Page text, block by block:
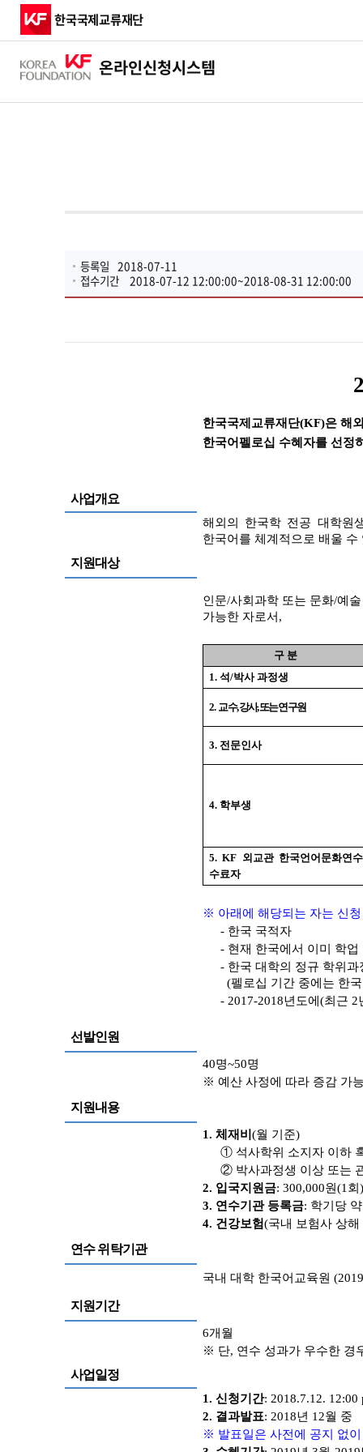
한국국제교류재단
온라인신청시스템
등록일 2018-07-11
접수기간
2018-07-12 12:00:00~2018-08-31 12:00:00
한국국제교류재단(KF)은 해
한국어펠로십 수혜자를 선정
사업개요
해외의 한국학 전공 대학원
한국어를 체계적으로 배울
지원대상
인문/사회과학 또는 문화/예
가능한 자로서,
구 분
1. 석 /박사 과정생
2. 교수,강사,또는 연구원
3. 전문인사
4. 학부생
5. KF 외교관 한국언어문화연수
수료자
※ 아래에 해당되는 자는 신
- 한국 국적자
- 현재 한국에서 이미 학
- 한국 대학의 정규 학위
(펠로십 기간 중에는 한
- 2017-2018년도에(최근 2
선발인원
40명~50명
※ 예산 사정에 따라 증감 가
지원내용
1. 체재비 (월 기준)
① 석사학위 소지자 이하
② 박사과정생 이상 또는
2. 입국지원금: 300,000원(1 회 )
3. 연수기관 등록금: 학기 당
4. 건강보험(국내 보험사 상
연수위탁기관
국내 대학 한국어교육원 (2019
지원기간
6개월
※ 단, 연수 성과가 우수한 경
사업일정
1. 신청기간: 2018.7.12. 12:00
2. 결과발표: 2018년 12월 중
※ 발표일은 사전에 공지 없